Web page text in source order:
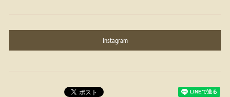
Instagram